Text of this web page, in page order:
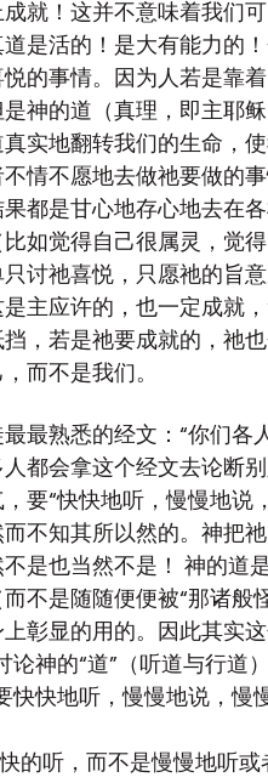
就！这并不意味着我们
是活的！是大有能力的
的事情。因为人若是靠
神的道（真理，即主耶
实地翻转我们的生命，
情不愿地去做祂要做的
都是甘心地存心地去在
如觉得自己很属灵，觉
讨祂喜悦，只愿祂的旨
主应许的，也一定成就
，若是祂要成就的，祂
而不是我们。
最熟悉的经文：“你们各
都会拿这个经文去论断
要“快快地听，慢慢地说
不知其所以然的。神把
是也当然不是！ 神的道
不是随随便便被“那诸般
彰显的用的。因此其实
论神的“道”（听道与行道
快快地听，慢慢地说，慢
的听，而不是慢慢地听